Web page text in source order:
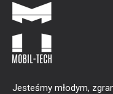
Jesteśmy młodym,